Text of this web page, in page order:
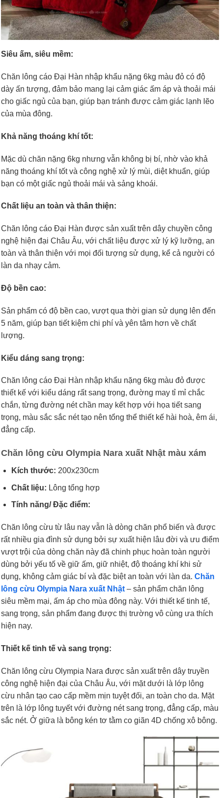
Siêu ấm, siêu mềm:
Chăn lông cáo Đại Hàn nhập khẩu nặng 6kg màu đỏ có độ
dày ấn tượng, đảm bảo mang lại cảm giác ấm áp và thoải mái
cho giấc ngủ của bạn, giúp bạn tránh được cảm giác lạnh lẽo
của mùa đông.
Khả năng thoáng khí tốt:
Mặc dù chăn nặng 6kg nhưng vẫn không bị bí, nhờ vào khả
năng thoáng khí tốt và công nghệ xử lý mùi, diệt khuẩn, giúp
bạn có một giấc ngủ thoải mái và sảng khoái.
Chất liệu an toàn và thân thiện:
Chăn lông cáo Đại Hàn được sản xuất trên dây chuyền công
nghệ hiện đại Châu Âu, với chất liệu được xử lý kỹ lưỡng, an
toàn và thân thiện với mọi đối tượng sử dụng, kể cả người có
làn da nhạy cảm.
Độ bền cao:
Sản phẩm có độ bền cao, vượt qua thời gian sử dụng lên đến
5 năm, giúp bạn tiết kiệm chi phí và yên tâm hơn về chất
lượng.
Kiểu dáng sang trọng:
Chăn lông cáo Đại Hàn nhập khẩu nặng 6kg màu đỏ được
thiết kế với kiểu dáng rất sang trọng, đường may tỉ mỉ chắc
chắn, từng đường nét chần may kết hợp với họa tiết sang
trọng, màu sắc sắc nét tạo nên tổng thể thiết kế hài hoà, êm ái,
đẳng cấp.
Chăn lông cừu Olympia Nara xuất Nhật màu xám
Kích thước: 200x230cm
Chất liệu: Lông tổng hợp
Tính năng/ Đặc điểm:
Chăn lông cừu từ lâu nay vẫn là dòng chăn phổ biến và được
rất nhiều gia đình sử dụng bởi sự xuất hiện lâu đời và ưu điểm
vượt trội của dòng chăn này đã chinh phục hoàn toàn người
dùng bởi yếu tố về giữ ấm, giữ nhiệt, độ thoáng khí khi sử
dụng, không cảm giác bí và đặc biệt an toàn với làn da. Chăn
lông cừu Olympia Nara xuất Nhật – sản phẩm chăn lông
siêu mềm mại, ấm áp cho mùa đông này. Với thiết kế tinh tế,
sang trọng, sản phẩm đang được thị trường vô cùng ưa thích
hiện nay.
Thiết kế tinh tế và sang trọng:
Chăn lông cừu Olympia Nara được sản xuất trên dây truyền
công nghệ hiện đại của Châu Âu, với mặt dưới là lớp lông
cừu nhân tạo cao cấp mềm mịn tuyệt đối, an toàn cho da. Mặt
trên là lớp lông tuyết với đường nét sang trọng, đẳng cấp, màu
sắc nét. Ở giữa là bông kén tơ tằm co giãn 4D chống xô bông.